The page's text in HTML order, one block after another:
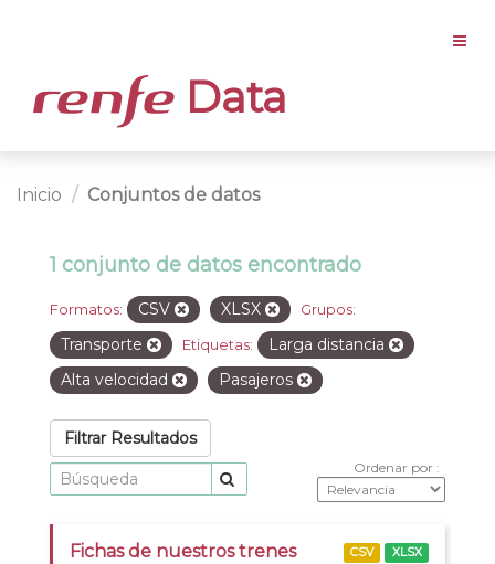
Data
Inicio Conjuntos de datos
1 conjunto de datos encontrado
Formatos: CSV XLSX Grupos:
Transporte Etiquetas:
Larga distancia
Alta velocidad
Pasajeros
Filtrar Resultados
Ordenar por
Fichas de nuestros trenes CSV XLSX